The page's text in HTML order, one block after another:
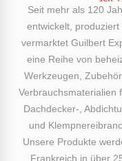
Seit mehr als 120
entwickelt, produziert
vermarktet Guilbert
eine Reihe von
Werkzeugen,
Verbrauchsmaterialien
Dachdecker-,
und
Unsere Produkte
Frankreich in über